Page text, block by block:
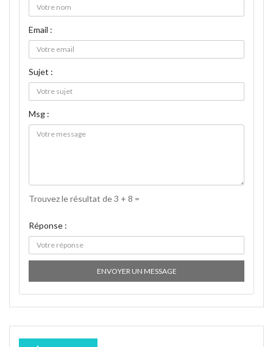
Email :
Sujet :
Msg :
Trouvez le résultat de 3 + 8 =
Réponse :
ENVOYER UN MESSAGE